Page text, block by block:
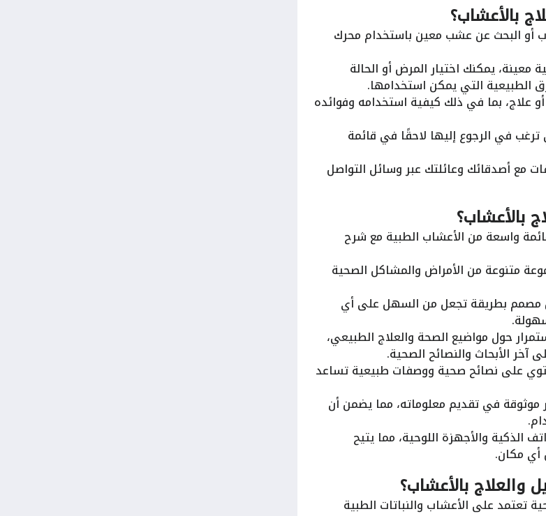
بالأعشاب؟
أو البحث عن عشب معين باستخدام محرك
يمكنك اختيار المرض أو الحالة
الطبيعية التي يمكن استخدامها.
علاج، بما في ذلك كيفية استخدامه وفوائده
في الرجوع إليها لاحقًا في قائمة
مع أصدقائك وعائلتك عبر وسائل التواصل
بالأعشاب؟
واسعة من الأعشاب الطبية مع شرح
متنوعة من الأمراض والمشاكل الصحية
مصمم بطريقة تجعل من السهل على أي
حول مواضيع الصحة والعلاج الطبيعي،
الأبحاث والنصائح الصحية.
على نصائح صحية ووصفات طبيعية تساعد
في تقديم معلوماته، مما يضمن أن
الذكية والأجهزة اللوحية، مما يتيح
أي مكان.
بالأعشاب؟
تعتمد على الأعشاب والنباتات الطبية